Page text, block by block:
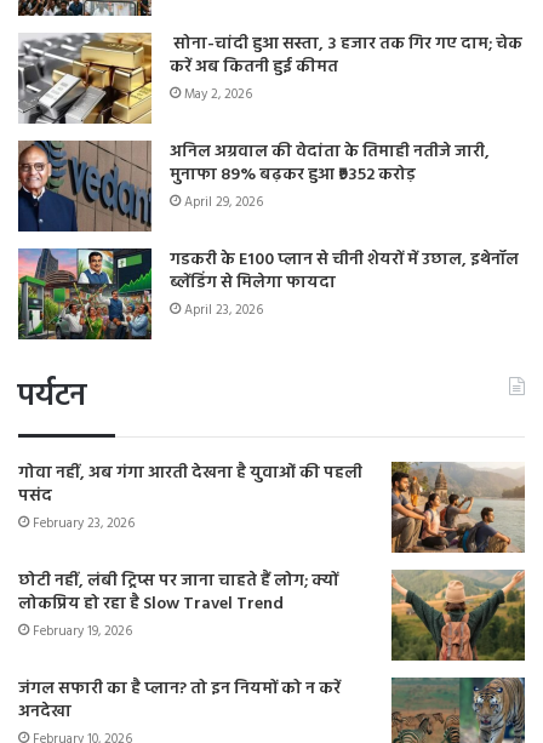
सोना-चांदी हुआ सस्ता, 3 हजार तक गिर गए दाम; चेक
करें अब कितनी हुई कीमत
May 2, 2026
अनिल अग्रवाल की वेदांता के तिमाही नतीजे जारी,
मुनाफा 89% बढ़कर हुआ ₹9352 करोड़
April 29, 2026
गडकरी के E100 प्लान से चीनी शेयरों में उछाल, इथेनॉल
ब्लेंडिंग से मिलेगा फायदा
April 23, 2026
पर्यटन
गोवा नहीं, अब गंगा आरती देखना है युवाओं की पहली
पसंद
February 23, 2026
छोटी नहीं, लंबी ट्रिप्स पर जाना चाहते हैं लोग; क्यों
लोकप्रिय हो रहा है Slow Travel Trend
February 19, 2026
जंगल सफारी का है प्लान? तो इन नियमों को न करें
अनदेखा